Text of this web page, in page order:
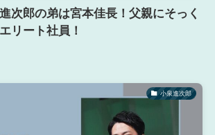
次郎の弟は宮本佳長！父親にそっく
リート社員！
小泉進次郎